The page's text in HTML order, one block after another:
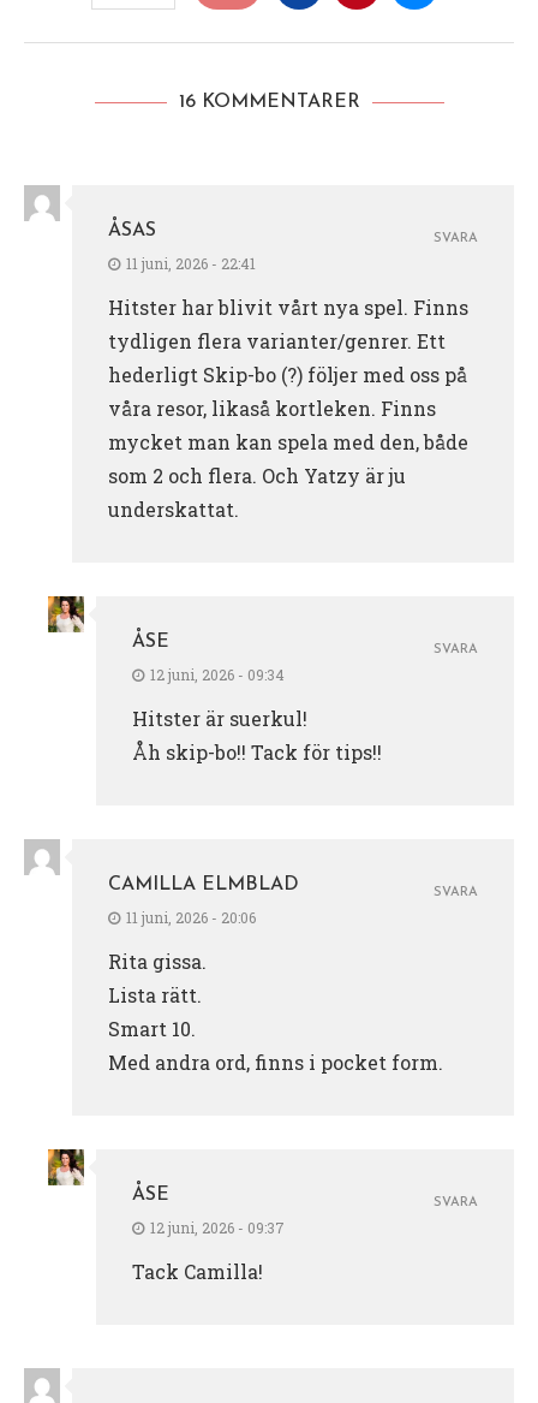
16 KOMMENTARER
ÅSAS
11 juni, 2026 - 22:41
Hitster har blivit vårt nya spel. Finns
tydligen flera varianter/genrer. Ett
hederligt Skip-bo (?) följer med oss på
våra resor, likaså kortleken. Finns
mycket man kan spela med den, både
som 2 och flera. Och Yatzy är ju
underskattat.
SVARA
ÅSE
12 juni, 2026 - 09:34
Hitster är suerkul!
Åh skip-bo!! Tack för tips!!
SVARA
CAMILLA ELMBLAD
11 juni, 2026 - 20:06
Rita gissa.
Lista rätt.
Smart 10.
Med andra ord, finns i pocket form.
SVARA
ÅSE
12 juni, 2026 - 09:37
Tack Camilla!
SVARA